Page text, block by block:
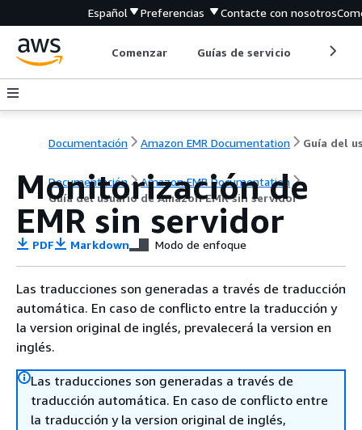
Español Preferencias Contacte con nosotros
Comenzar Guías de servicio
Documentación Amazon EMR Documentation
Documentación
Amazon EMR Documentation
Guía del usuario de Amazon EMR sin servidor
Monitorización de
EMR sin servidor
PDF Markdown Modo de enfoque
Las traducciones son generadas a través de traducción
automática. En caso de conflicto entre la traducción y
la version original de inglés, prevalecerá la version en
inglés.
Las traducciones son generadas a través de
traducción automática. En caso de conflicto entre
la traducción y la version original de inglés,